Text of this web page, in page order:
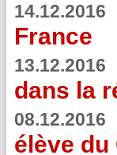
14.12.2016
France
13.12.2016
dans la
08.12.2016
élève du